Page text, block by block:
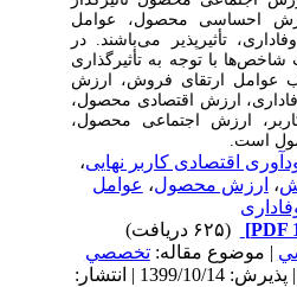
احساسی محصول، عوامل
تأثیرپذیر می‌باشند. در
با توجه به تأثیرگذاری
عوامل ارتقای فروش، ارزش
ارزش اقتصادی محصول،
ارزش اجتماعی محصول،
است.
اقتصادی کاربر نهایی،
،ارزش محصول،عوامل
| موضوع مقاله:تخصصي
دریافت: 1399/6/19 | پذیرش: 1399/10/14 | انتشار: